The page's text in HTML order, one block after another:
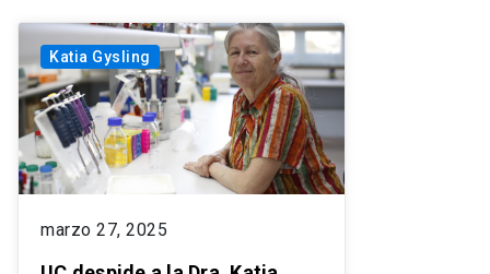
Katia Gysling
marzo 27, 2025